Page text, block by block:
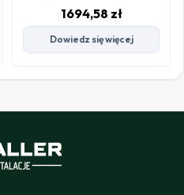
1694,58 zł
Dowiedz się więcej